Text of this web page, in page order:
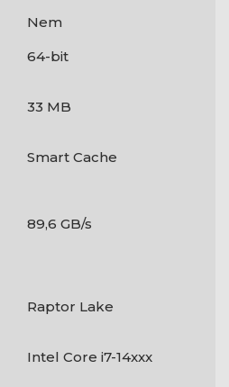
Nem
64-bit
33 MB
Smart Cache
89,6 GB/s
Raptor Lake
Intel Core i7-14xxx